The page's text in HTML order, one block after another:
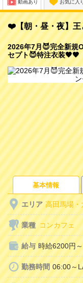
動画あり お気に入
❤️【朝・昼・夜】
2026年7月😈完全新規
セプト😈特注衣装🖤🖤
基本情報
エリア 高田馬場・
業種 コンカフェ
給与 時給6200円～
勤務時間 06:00～